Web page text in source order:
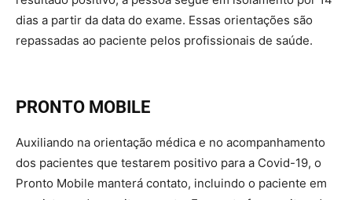
dias a partir da data do exame. Essas orientações são
repassadas ao paciente pelos profissionais de saúde.
PRONTO MOBILE
Auxiliando na orientação médica e no acompanhamento
dos pacientes que testarem positivo para a Covid-19, o
Pronto Mobile manterá contato, incluindo o paciente em